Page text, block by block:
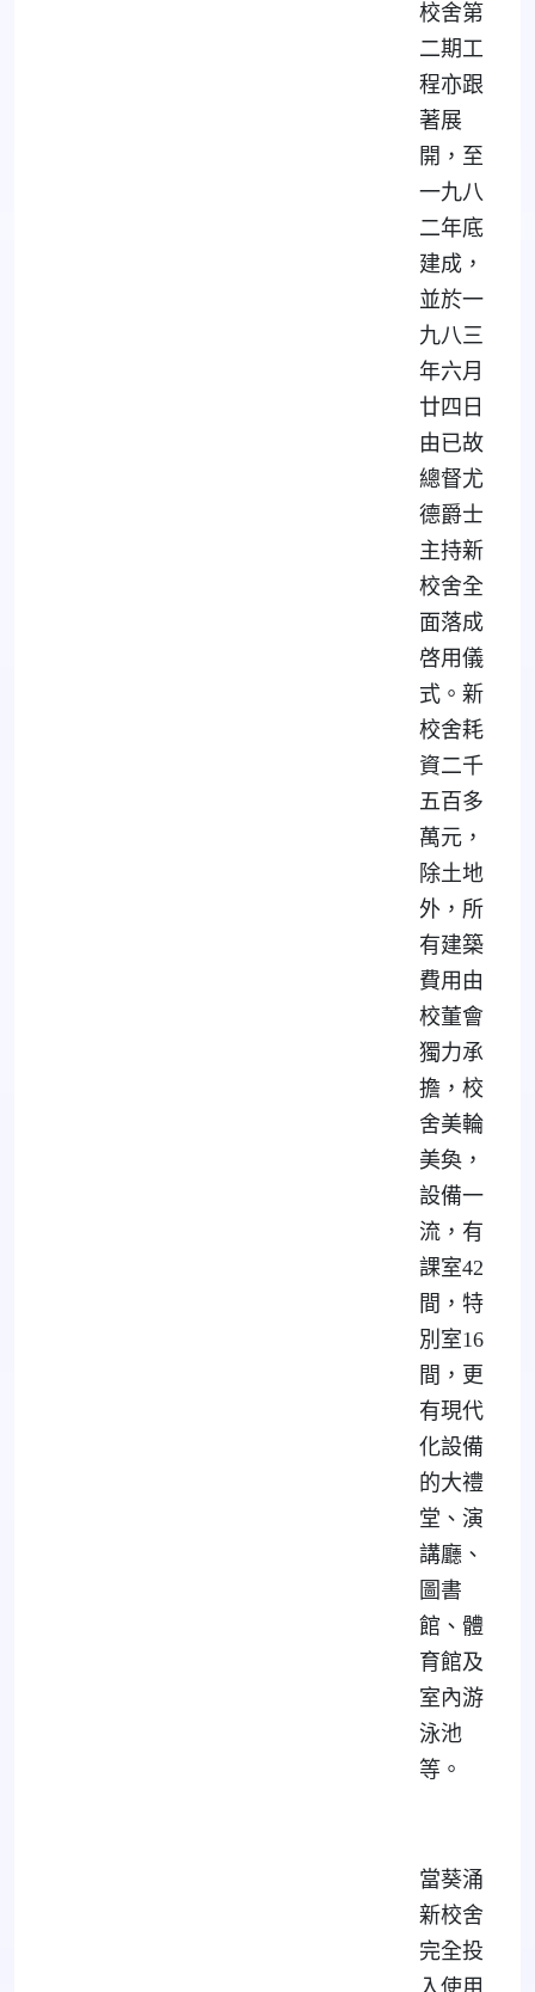
校舍第
二期工
程亦跟
著展
開，至
一九八
二年底
建成，
並於一
九八三
年六月
廿四日
由已故
總督尤
德爵士
主持新
校舍全
面落成
啓用儀
式。新
校舍耗
資二千
五百多
萬元，
除土地
外，所
有建築
費用由
校董會
獨力承
擔，校
舍美輪
美奐，
設備一
流，有
課室42
間，特
別室16
間，更
有現代
化設備
的大禮
堂、演
講廳、
圖書
館、體
育館及
室內游
泳池
等。
當葵涌
新校舍
完全投